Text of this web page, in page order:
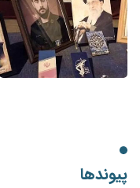
پیوندها